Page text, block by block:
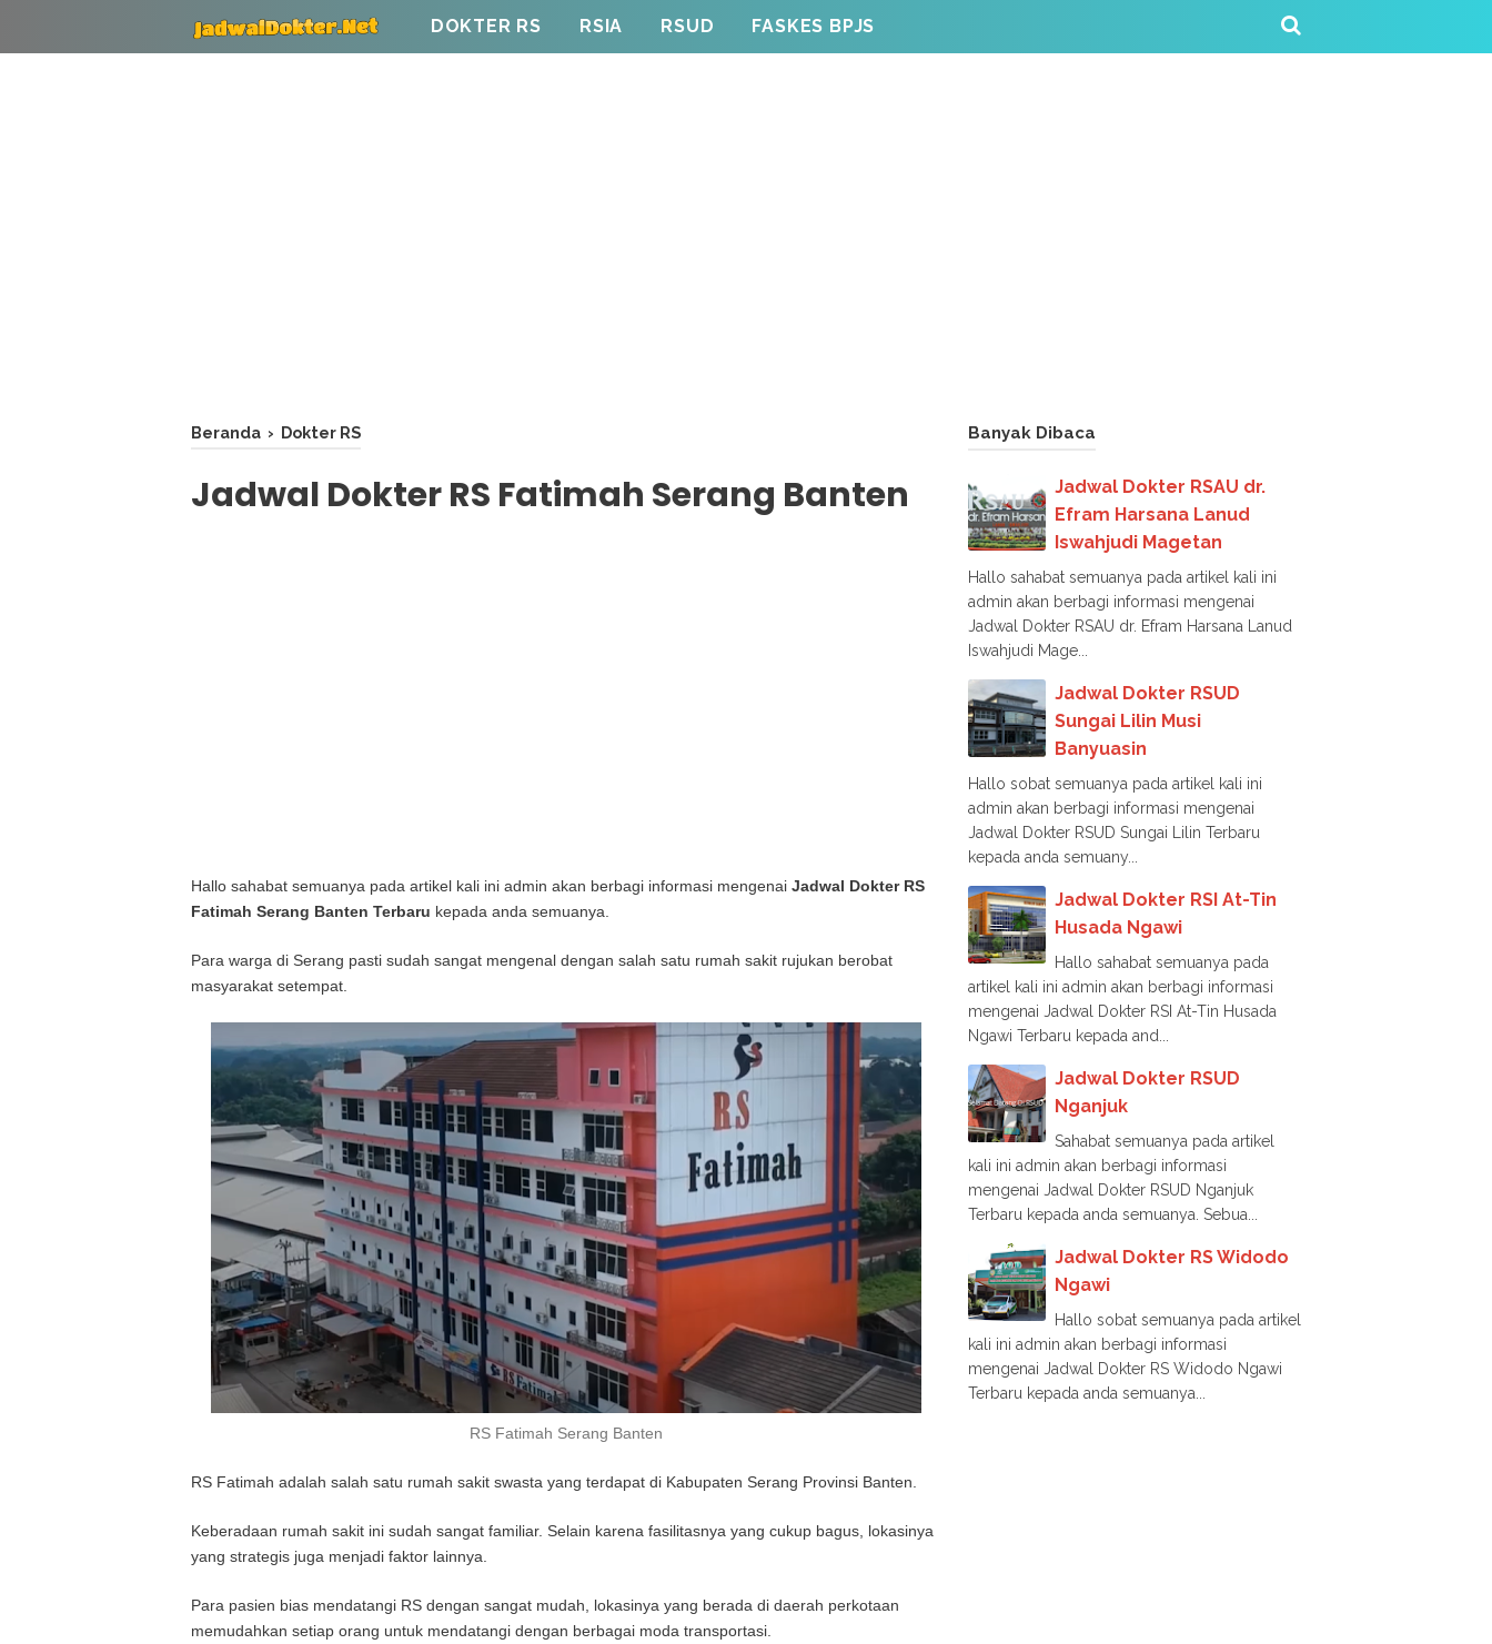
DOKTER RS RSIA RSUD FASKES BPJS
Beranda › Dokter RS
Jadwal Dokter RS Fatimah Serang Banten
Hallo sahabat semuanya pada artikel kali ini admin akan berbagi informasi mengenai Jadwal Dokter RS
Fatimah Serang Banten Terbaru kepada anda semuanya.
Para warga di Serang pasti sudah sangat mengenal dengan salah satu rumah sakit rujukan berobat
masyarakat setempat.
RS Fatimah Serang Banten
RS Fatimah adalah salah satu rumah sakit swasta yang terdapat di Kabupaten Serang Provinsi Banten.
Keberadaan rumah sakit ini sudah sangat familiar. Selain karena fasilitasnya yang cukup bagus, lokasinya
yang strategis juga menjadi faktor lainnya.
Para pasien bias mendatangi RS dengan sangat mudah, lokasinya yang berada di daerah perkotaan
memudahkan setiap orang untuk mendatangi dengan berbagai moda transportasi.
Banyak Dibaca
Jadwal Dokter RSAU dr.
Efram Harsana Lanud
Iswahjudi Magetan
Hallo sahabat semuanya pada artikel kali ini
admin akan berbagi informasi mengenai
Jadwal Dokter RSAU dr. Efram Harsana Lanud
Iswahjudi Mage...
Jadwal Dokter RSUD
Sungai Lilin Musi
Banyuasin
Hallo sobat semuanya pada artikel kali ini
admin akan berbagi informasi mengenai
Jadwal Dokter RSUD Sungai Lilin Terbaru
kepada anda semuany...
Jadwal Dokter RSI At-Tin
Husada Ngawi
Hallo sahabat semuanya pada
artikel kali ini admin akan berbagi informasi
mengenai Jadwal Dokter RSI At-Tin Husada
Ngawi Terbaru kepada and...
Jadwal Dokter RSUD
Nganjuk
Sahabat semuanya pada artikel
kali ini admin akan berbagi informasi
mengenai Jadwal Dokter RSUD Nganjuk
Terbaru kepada anda semuanya. Sebua...
Jadwal Dokter RS Widodo
Ngawi
Hallo sobat semuanya pada artikel
kali ini admin akan berbagi informasi
mengenai Jadwal Dokter RS Widodo Ngawi
Terbaru kepada anda semuanya...